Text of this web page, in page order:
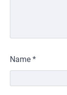
Name *